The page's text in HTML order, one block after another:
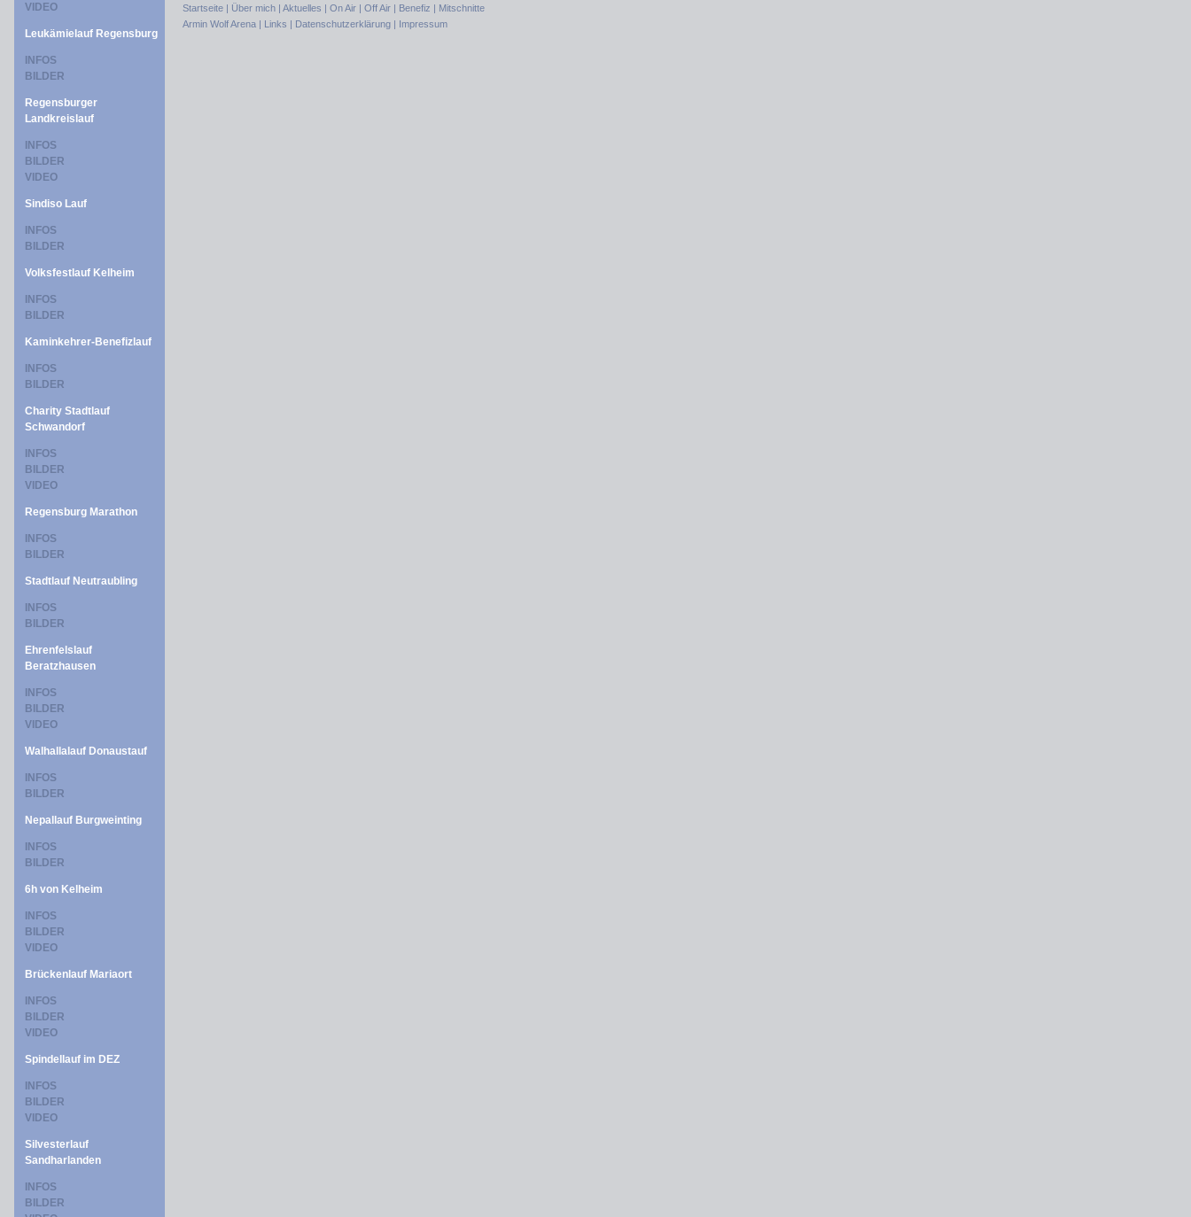
VIDEO
Leukämielauf Regensburg
INFOS
BILDER
Regensburger
Landkreislauf
INFOS
BILDER
VIDEO
Sindiso Lauf
INFOS
BILDER
Volksfestlauf Kelheim
INFOS
BILDER
Kaminkehrer-Benefizlauf
INFOS
BILDER
Charity Stadtlauf
Schwandorf
INFOS
BILDER
VIDEO
Regensburg Marathon
INFOS
BILDER
Stadtlauf Neutraubling
INFOS
BILDER
Ehrenfelslauf
Beratzhausen
INFOS
BILDER
VIDEO
Walhallalauf Donaustauf
INFOS
BILDER
Nepallauf Burgweinting
INFOS
BILDER
6h von Kelheim
INFOS
BILDER
VIDEO
Brückenlauf Mariaort
INFOS
BILDER
VIDEO
Spindellauf im DEZ
INFOS
BILDER
VIDEO
Silvesterlauf
Sandharlanden
INFOS
BILDER
Startseite | Über mich | Aktuelles | On Air | Off Air | Benefiz | Mitschnitte
Armin Wolf Arena | Links | Datenschutzerklärung | Impressum